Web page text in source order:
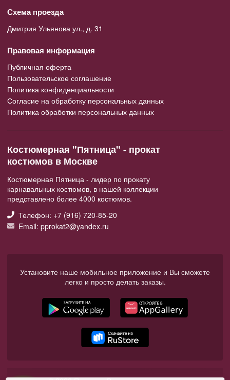
Схема проезда
Дмитрия Ульянова ул., д. 31
Правовая информация
Публичная оферта
Пользовательское соглашение
Политика конфиденциальности
Согласие на обработку персональных данных
Политика обработки персональных данных
Костюмерная "Пятница" - прокат
костюмов в Москве
Костюмерная Пятница - лидер по прокату
карнавальных костюмов, в нашей коллекции
представлено более 4000 костюмов.
Телефон: +7 (916) 720-85-20
Email: pprokat2@yandex.ru
Установите наше мобильное приложение и Вы сможете
легко и просто делать заказы.